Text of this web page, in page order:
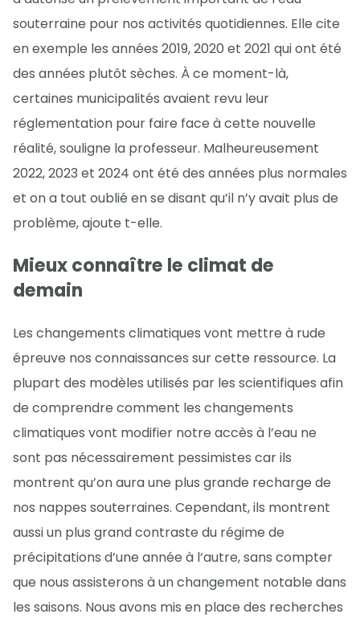
souterraine pour nos activités quotidiennes. Elle cite
en exemple les années 2019, 2020 et 2021 qui ont été
des années plutôt sèches. À ce moment-là,
certaines municipalités avaient revu leur
réglementation pour faire face à cette nouvelle
réalité, souligne la professeur. Malheureusement
2022, 2023 et 2024 ont été des années plus normales
et on a tout oublié en se disant qu’il n’y avait plus de
problème, ajoute t-elle.
Mieux connaître le climat de
demain
Les changements climatiques vont mettre à rude
épreuve nos connaissances sur cette ressource. La
plupart des modèles utilisés par les scientifiques afin
de comprendre comment les changements
climatiques vont modifier notre accès à l’eau ne
sont pas nécessairement pessimistes car ils
montrent qu’on aura une plus grande recharge de
nos nappes souterraines. Cependant, ils montrent
aussi un plus grand contraste du régime de
précipitations d’une année à l’autre, sans compter
que nous assisterons à un changement notable dans
les saisons. Nous avons mis en place des recherches